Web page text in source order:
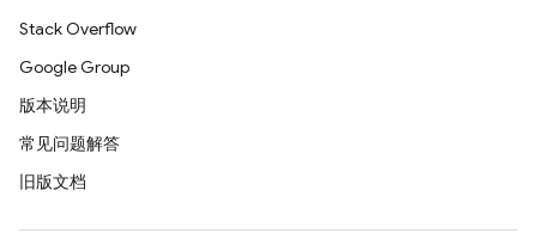
Stack Overflow
Google Group
版本说明
常见问题解答
旧版文档